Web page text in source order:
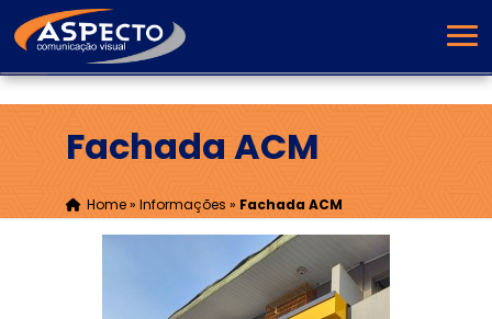
Fachada ACM
Home» Informações » Fachada ACM